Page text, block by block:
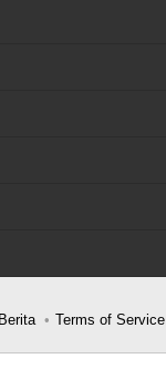
Terms of Service